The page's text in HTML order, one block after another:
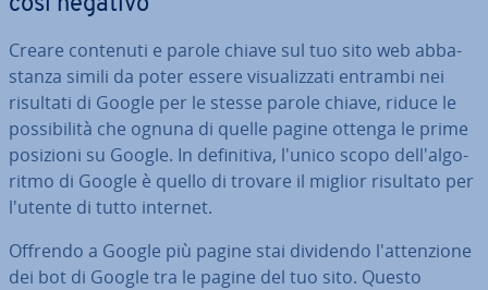
Creare contenuti e parole chiave sul tuo sito web ab­ba­
stan­za simili da poter essere vi­sua­liz­za­ti entrambi nei
risultati di Google per le stesse parole chiave, riduce le
pos­si­bi­li­tà che ognuna di quelle pagine ottenga le prime
posizioni su Google. In de­fi­ni­ti­va, l'unico scopo del­l'al­go­
rit­mo di Google è quello di trovare il miglior risultato per
l'utente di tutto internet.
Offrendo a Google più pagine stai dividendo l'at­ten­zio­ne
dei bot di Google tra le pagine del tuo sito. Questo